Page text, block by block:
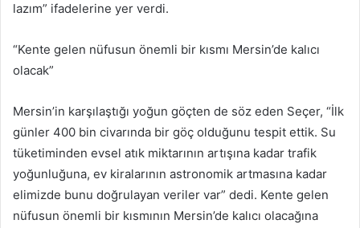
lazım” ifadelerine yer verdi.
“Kente gelen nüfusun önemli bir kısmı Mersin’de kalıcı
olacak”
Mersin’in karşılaştığı yoğun göçten de söz eden Seçer, “İlk
günler 400 bin civarında bir göç olduğunu tespit ettik. Su
tüketiminden evsel atık miktarının artışına kadar trafik
yoğunluğuna, ev kiralarının astronomik artmasına kadar
elimizde bunu doğrulayan veriler var” dedi. Kente gelen
nüfusun önemli bir kısmının Mersin’de kalıcı olacağına